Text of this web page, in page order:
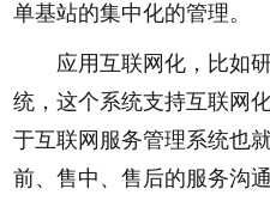
单基站的集中化的管理。
应用互联网化，比如研
统，这个系统支持互联网
于互联网服务管理系统也
前、售中、售后的服务沟